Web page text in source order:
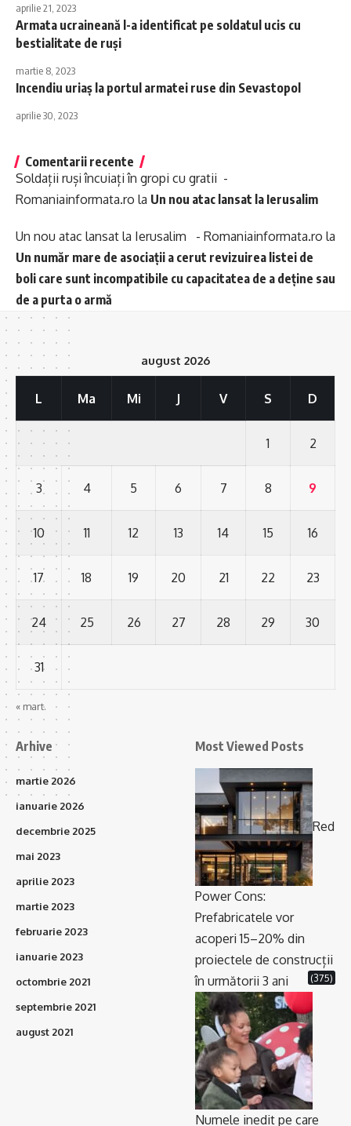
aprilie 21, 2023
Armata ucraineană l-a identificat pe soldatul ucis cu
bestialitate de ruși
martie 8, 2023
Incendiu uriaș la portul armatei ruse din Sevastopol
aprilie 30, 2023
Comentarii recente
Soldații ruși încuiați în gropi cu gratii -
Romaniainformata.ro la Un nou atac lansat la Ierusalim
Un nou atac lansat la Ierusalim - Romaniainformata.ro la
Un număr mare de asociații a cerut revizuirea listei de
boli care sunt incompatibile cu capacitatea de a deține sau
de a purta o armă
august 2026
L Ma Mi J V S D
1 2
3 4 5 6 7 8 9
10 11 12 13 14 15 16
17 18 19 20 21 22 23
24 25 26 27 28 29 30
31
« mart.
Arhive
martie 2026
ianuarie 2026
decembrie 2025
mai 2023
aprilie 2023
martie 2023
februarie 2023
ianuarie 2023
octombrie 2021
septembrie 2021
august 2021
Most Viewed Posts
Red
Power Cons:
Prefabricatele vor
acoperi 15–20% din
proiectele de construcții
în următorii 3 ani
(375)
Numele inedit pe care